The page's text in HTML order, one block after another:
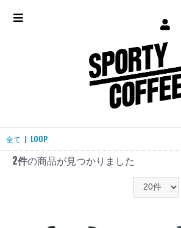
全て | LOOP
2件の商品が見つかりました